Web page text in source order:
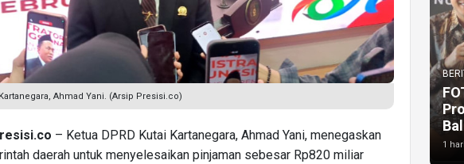
Ahmad Yani. (Arsip Presisi.co)
– Ketua DPRD Kutai Kartanegara, Ahmad Yani, menegaskan
daerah untuk menyelesaikan pinjaman sebesar Rp820 miliar
1